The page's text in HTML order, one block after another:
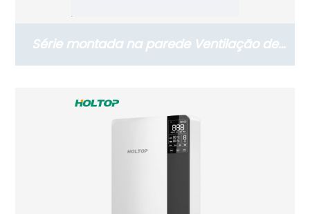
Série montada na parede Ventilação de
parede (com versão com sensor de CO2)